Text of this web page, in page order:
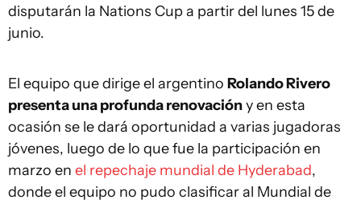
disputarán la Nations Cup a partir del lunes 15 de
junio.
El equipo que dirige el argentino Rolando Rivero
presenta una profunda renovacióny en esta
ocasión se le dará oportunidad a varias jugadoras
jóvenes, luego de lo que fue la participación en
marzo en el repechaje mundial de Hyderabad,
donde el equipo no pudo clasificar al Mundial de